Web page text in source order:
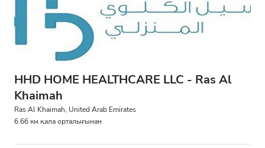
С гепатиті бар пациенттер
GHIC
Қызметтер
HHD HOME HEALTHCARE LLC - Ras Al
Khaimah
Ras Al Khaimah, United Arab Emirates
6.66 км қала орталығынан